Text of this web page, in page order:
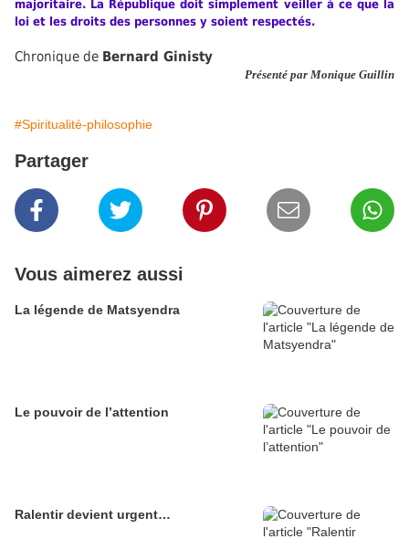
majoritaire. La République doit simplement veiller à ce que la
loi et les droits des personnes y soient respectés.
Chronique de Bernard Ginisty
Présenté par Monique Guillin
#Spiritualité-philosophie
Partager
Vous aimerez aussi
La légende de Matsyendra
Le pouvoir de l’attention
Ralentir devient urgent…